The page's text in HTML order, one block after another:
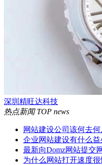
深圳精旺达科技
热点新闻TOP news
网站建设公司该何去何
企业网站建设有什么益
最新向Domz网站提交
为什么网站打开速度